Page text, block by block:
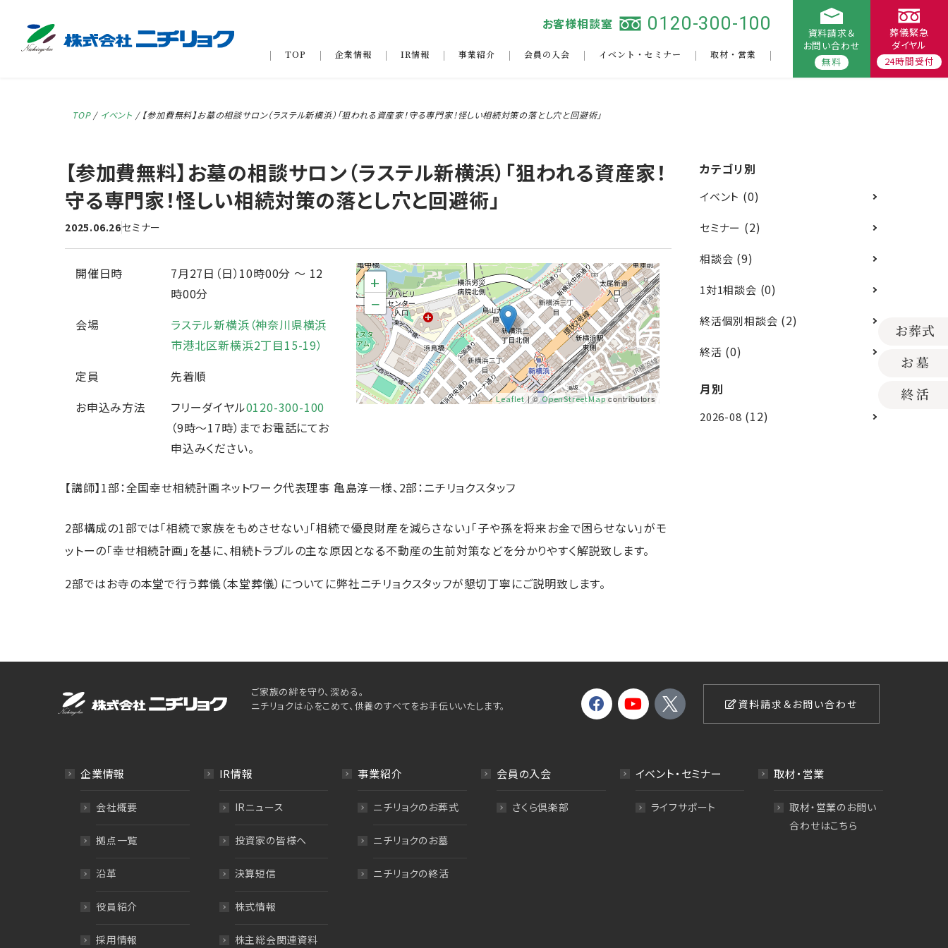
お客様相談室 0120-300-100
TOP 企業情報 IR情報 事業紹介 会員の入会 イベント・セミナー 取材・営業
資料請求＆
お問い合わせ
無料
葬儀緊急
ダイヤル
24時間受付
TOP/ イベント / 【参加費無料】お墓の相談サロン（ラステル新横浜）「狙われる資産家！守る専門家！怪しい相続対策の落とし穴と回避術」
【参加費無料】お墓の相談サロン（ラステル新横浜）「狙われる資産家！
守る専門家！怪しい相続対策の落とし穴と回避術」
2025.06.26セミナー
開催日時 7月27日（日）10時00分 〜 12
時00分
会場
ラステル新横浜（神奈川県横浜
市港北区新横浜2丁目15-19）
定員
先着順
お申込み方法
フリーダイヤル0120-300-100
（9時～17時）までお電話にてお
申込みください。
+
−
Leaflet| ©OpenStreetMapcontributors
【講師】1部：全国幸せ相続計画ネットワーク代表理事 亀島淳一様、2部：ニチリョクスタッフ
2部構成の1部では「相続で家族をもめさせない」「相続で優良財産を減らさない」「子や孫を将来お金で困らせない」がモ
ットーの「幸せ相続計画」を基に、相続トラブルの主な原因となる不動産の生前対策などを分かりやすく解説致します。
2部ではお寺の本堂で行う葬儀（本堂葬儀）についてに弊社ニチリョクスタッフが懇切丁寧にご説明致します。
カテゴリ別
イベント (0)
セミナー (2)
相談会 (9)
1対1相談会 (0)
終活個別相談会 (2)
終活 (0)
月別
2026-08 (12)
ご家族の絆を守り、深める。
ニチリョクは心をこめて、供養のすべてをお手伝いいたします。
資料請求＆お問い合わせ
企業情報
会社概要
拠点一覧
沿革
役員紹介
採用情報
IR情報
IRニュース
投資家の皆様へ
決算短信
株式情報
株主総会関連資料
事業紹介
ニチリョクのお葬式
ニチリョクのお墓
ニチリョクの終活
会員の入会
さくら倶楽部
イベント・セミナー
ライフサポート
取材・営業
取材・営業のお問い
合わせはこちら